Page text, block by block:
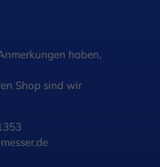
haben,
Shop sind wir